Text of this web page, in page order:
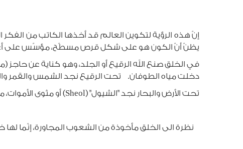
إنّ هذه الرؤية لتكوين العالم قد أخذها الكاتب من
يظنّ أنّ الكون هو على شكل قرص مسطّح، مؤسّس على أعمدة،
في الخلق صنع الله الرقيع أو الجلد، وهو كناية عن حاجز
دخلت مياه الطوفان. تحت الرقيع نجد الشمس والقمر
تحت الأرض والبحار نجد "الشيول" (Sheol) أو مثوى الأموات، مكان مظلم يبقى فيه الراقدون بعد الموت بانتظار القيامة، ويمكن الدخول اليه فقط من القبر.
نظرة الى الخلق مأخوذة من الشعوب المجاورة، إنّما لها